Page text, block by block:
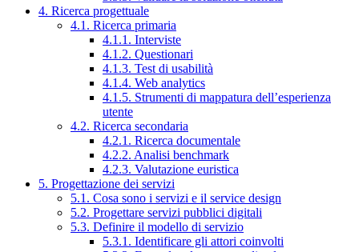
4. Ricerca progettuale
4.1. Ricerca primaria
4.1.1. Interviste
4.1.2. Questionari
4.1.3. Test di usabilità
4.1.4. Web analytics
4.1.5. Strumenti di mappatura dell’esperienza
utente
4.2. Ricerca secondaria
4.2.1. Ricerca documentale
4.2.2. Analisi benchmark
4.2.3. Valutazione euristica
5. Progettazione dei servizi
5.1. Cosa sono i servizi e il service design
5.2. Progettare servizi pubblici digitali
5.3. Definire il modello di servizio
5.3.1. Identificare gli attori coinvolti